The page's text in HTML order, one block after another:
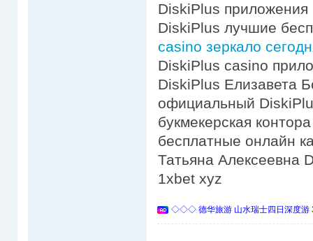
DiskiPlus приложения
DiskiPlus лучшие
casino зеркало
DiskiPlus casino
DiskiPlus Елизавета
официальный
букмекерская
бесплатные онлайн
Татьяна Алексеевна
1xbet xyz
◇◇◇ 德华旅游 山水瑞士四日深度